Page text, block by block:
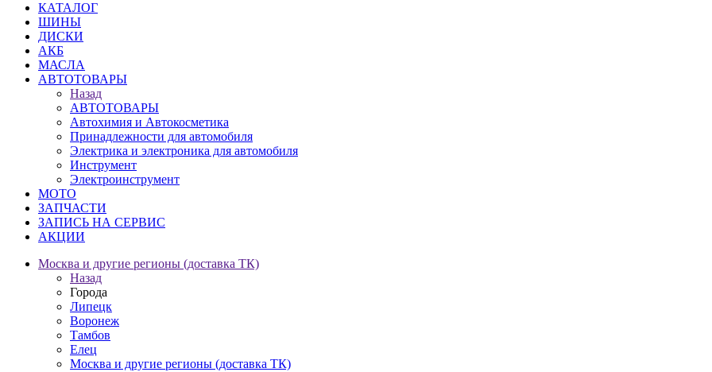
КАТАЛОГ
ШИНЫ
ДИСКИ
АКБ
МАСЛА
АВТОТОВАРЫ
Назад
АВТОТОВАРЫ
Автохимия и Автокосметика
Принадлежности для автомобиля
Электрика и электроника для автомобиля
Инструмент
Электроинструмент
МОТО
ЗАПЧАСТИ
ЗАПИСЬ НА СЕРВИС
АКЦИИ
Москва и другие регионы (доставка ТК)
Назад
Города
Липецк
Воронеж
Тамбов
Елец
Москва и другие регионы (доставка ТК)